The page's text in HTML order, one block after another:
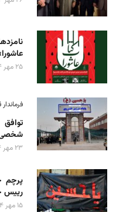
۲۵ مهر ۱۴۰۴
شخصی
۲۳ مهر ۱۴۰۴
پرچم
رییس
۱۵ مهر ۱۴۰۴